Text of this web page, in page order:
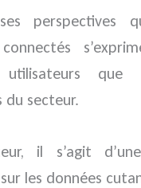
perspectives
que
du secteur.
il s’agit
les données